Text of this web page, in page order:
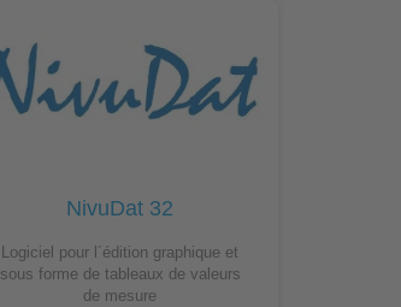
NivuDat 32
Logiciel pour l´édition graphique et
sous forme de tableaux de valeurs
de mesure